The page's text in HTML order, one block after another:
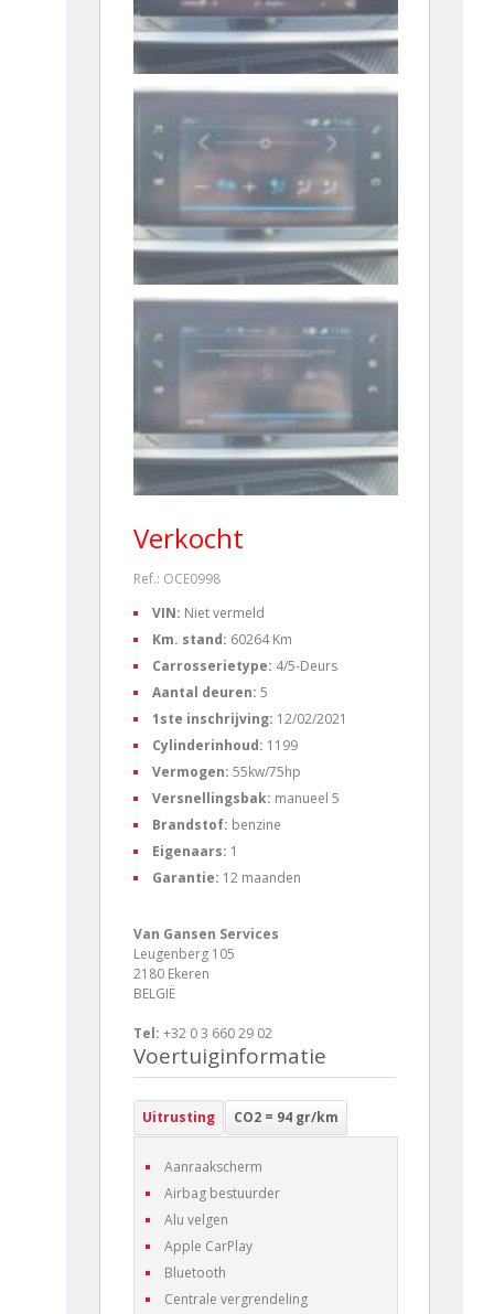
Verkocht
Ref.: OCE0998
VIN: Niet vermeld
Km. stand: 60264 Km
Carrosserietype: 4/5-Deurs
Aantal deuren: 5
1ste inschrijving: 12/02/2021
Cylinderinhoud: 1199
Vermogen: 55kw/75hp
Versnellingsbak: manueel 5
Brandstof: benzine
Eigenaars: 1
Garantie: 12 maanden
Van Gansen Services
Leugenberg 105
2180 Ekeren
BELGIË
Tel: +32 0 3 660 29 02
Voertuiginformatie
Uitrusting CO2 = 94 gr/km
Aanraakscherm
Airbag bestuurder
Alu velgen
Apple CarPlay
Bluetooth
Centrale vergrendeling